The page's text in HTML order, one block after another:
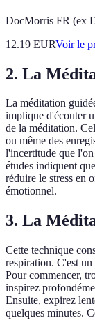
DocMorris FR (ex
12.19 EURVoir le
2. La
La méditation
implique d'écouter
de la méditation.
ou même des
l'incertitude que l'on
études indiquent
réduire le stress en
émotionnel.
3. La
Cette technique
respiration. C'est
Pour commencer,
inspirez
Ensuite, expirez
quelques minutes.